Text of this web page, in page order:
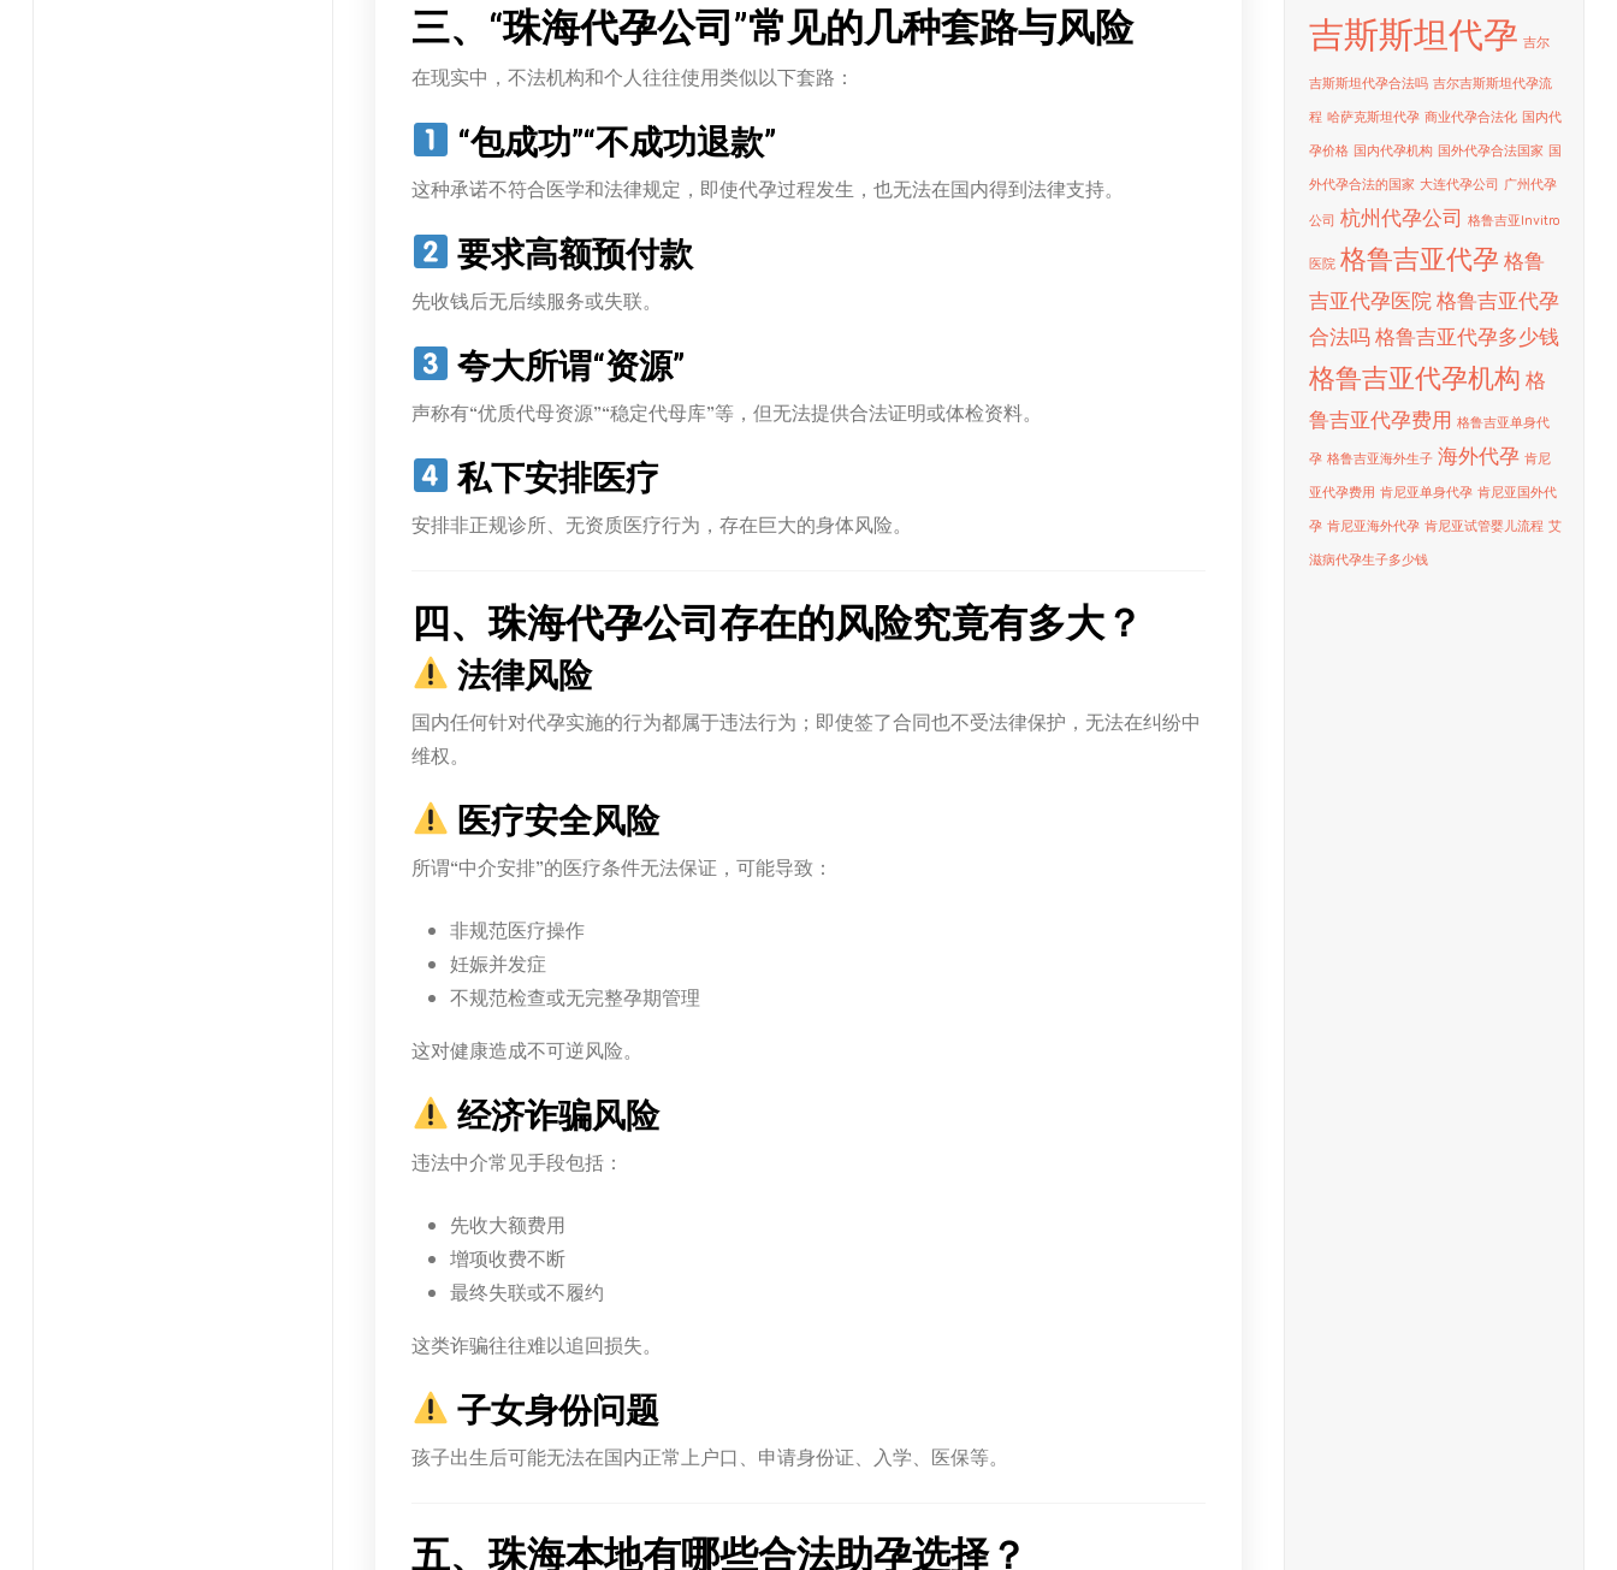
三、“珠海代孕公司”常见的几种套路与风险
在现实中，不法机构和个人往往使用类似以下套路：
“包成功”“不成功退款”
这种承诺不符合医学和法律规定，即使代孕过程发生，也无法在国内得到法律支持。
要求高额预付款
先收钱后无后续服务或失联。
夸大所谓“资源”
声称有“优质代母资源”“稳定代母库”等，但无法提供合法证明或体检资料。
私下安排医疗
安排非正规诊所、无资质医疗行为，存在巨大的身体风险。
四、珠海代孕公司存在的风险究竟有多大？
法律风险
国内任何针对代孕实施的行为都属于违法行为；即使签了合同也不受法律保护，无法在纠纷中
维权。
医疗安全风险
所谓“中介安排”的医疗条件无法保证，可能导致：
非规范医疗操作
妊娠并发症
不规范检查或无完整孕期管理
这对健康造成不可逆风险。
经济诈骗风险
违法中介常见手段包括：
先收大额费用
增项收费不断
最终失联或不履约
这类诈骗往往难以追回损失。
子女身份问题
孩子出生后可能无法在国内正常上户口、申请身份证、入学、医保等。
五、珠海本地有哪些合法助孕选择？
吉斯斯坦代孕 吉尔
吉斯斯坦代孕合法吗 吉尔吉斯斯坦代孕流
程 哈萨克斯坦代孕 商业代孕合法化 国内代
孕价格 国内代孕机构 国外代孕合法国家 国
外代孕合法的国家 大连代孕公司 广州代孕
公司 杭州代孕公司 格鲁吉亚Invitro
医院 格鲁吉亚代孕 格鲁
吉亚代孕医院 格鲁吉亚代孕
合法吗格鲁吉亚代孕多少钱
格鲁吉亚代孕机构 格
鲁吉亚代孕费用 格鲁吉亚单身代
孕 格鲁吉亚海外生子 海外代孕 肯尼
亚代孕费用 肯尼亚单身代孕 肯尼亚国外代
孕 肯尼亚海外代孕 肯尼亚试管婴儿流程 艾
滋病代孕生子多少钱